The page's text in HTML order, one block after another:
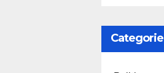
Categorie